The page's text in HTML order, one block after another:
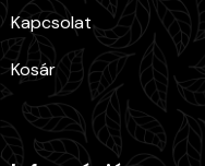
Kapcsolat
Kosár